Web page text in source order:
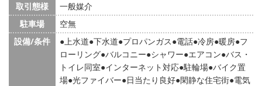
取引態様
一般媒介
駐車場
空無
設備/条件
上水道 下水道 プロパンガス 電話 冷房 暖房 フ
ローリング バルコニー シャワー エアコン バス・
トイレ同室 インターネット対応 駐輪場 バイク置
場 光ファイバー 日当たり良好 閑静な住宅街 電気